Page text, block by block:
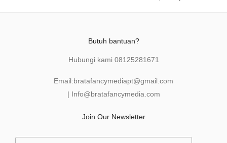
Butuh bantuan?
Hubungi kami 08125281671
Email:bratafancymediapt@gmail.com
| Info@bratafancymedia.com
Join Our Newsletter